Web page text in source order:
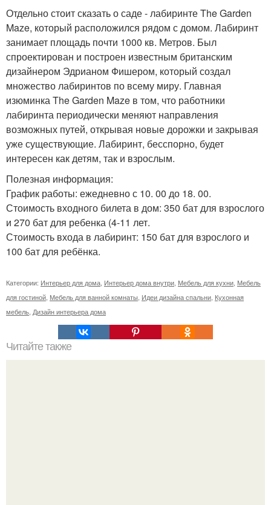
Отдельно стоит сказать о саде - лабиринте The Garden
Maze, который расположился рядом с домом. Лабиринт
занимает площадь почти 1000 кв. Метров. Был
спроектирован и построен известным британским
дизайнером Эдрианом Фишером, который создал
множество лабиринтов по всему миру. Главная
изюминка The Garden Maze в том, что работники
лабиринта периодически меняют направления
возможных путей, открывая новые дорожки и закрывая
уже существующие. Лабиринт, бесспорно, будет
интересен как детям, так и взрослым.
Полезная информация:
График работы: ежедневно с 10. 00 до 18. 00.
Стоимость входного билета в дом: 350 бат для взрослого
и 270 бат для ребенка (4-11 лет.
Стоимость входа в лабиринт: 150 бат для взрослого и
100 бат для ребёнка.
Категории: Интерьер для дома Интерьер дома внутри Мебель для кухни Мебель
для гостиной Мебель для ванной комнаты Идеи дизайна спальни Кухонная
мебель Дизайн интерьера дома
Читайте также